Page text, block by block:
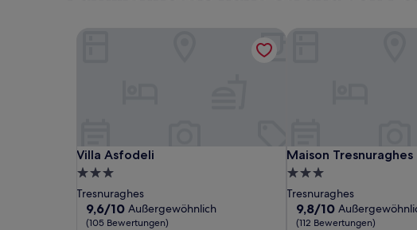
Villa Asfodeli
Villa Asfodeli
3.0-
Sterne-
Unterkunft
Tresnuraghes
9.6
von
9,6/10 Außergewöhnlich
(105 Bewertungen)
Maison Tresnuraghes
Maison Tresnuraghes
3.0-
Sterne-
Unterkunft
Tresnuraghes
9.8
von
9,8/10
(112 Bewertungen)